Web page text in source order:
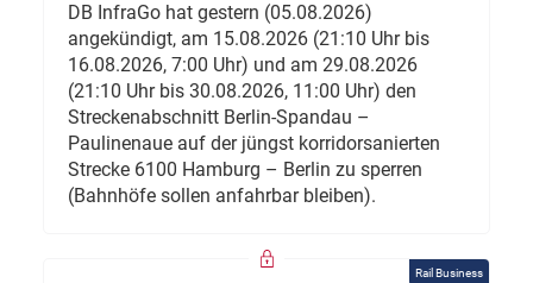
DB InfraGo hat gestern (05.08.2026)
angekündigt, am 15.08.2026 (21:10 Uhr bis
16.08.2026, 7:00 Uhr) und am 29.08.2026
(21:10 Uhr bis 30.08.2026, 11:00 Uhr) den
Streckenabschnitt Berlin-Spandau –
Paulinenaue auf der jüngst korridorsanierten
Strecke 6100 Hamburg – Berlin zu sperren
(Bahnhöfe sollen anfahrbar bleiben).
Rail Business